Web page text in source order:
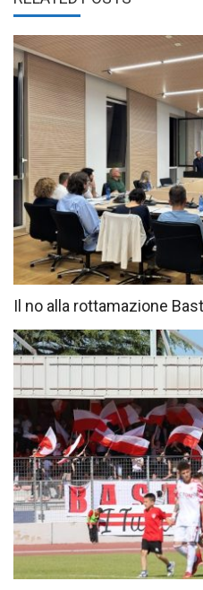
Il no alla rottamazione